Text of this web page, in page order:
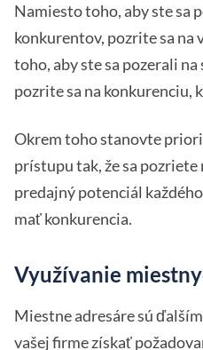
Namiesto toho, aby ste sa
konkurentov, pozrite sa na
toho, aby ste sa pozerali
pozrite sa na konkurenciu,
Okrem toho stanovte
prístupu tak, že sa
predajný potenciál
mať konkurencia.
Využívanie
Miestne adresáre sú
vašej firme získať